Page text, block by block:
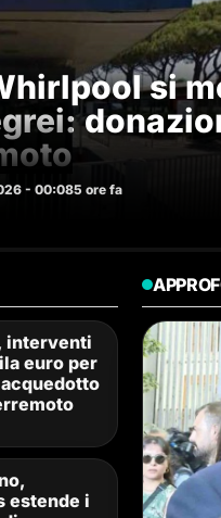
si
- 00:085 ore fa
interventi
euro per
estende i